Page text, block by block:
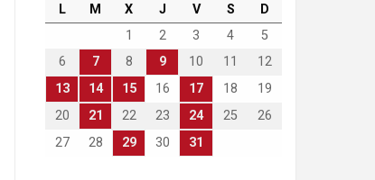
L M X J V S
D
1
2 3 4
5
6
7 8 9 10 11
12
13
14 15 16 17 18
19
20
21 22 23 24 25
26
27
28 29 30 31